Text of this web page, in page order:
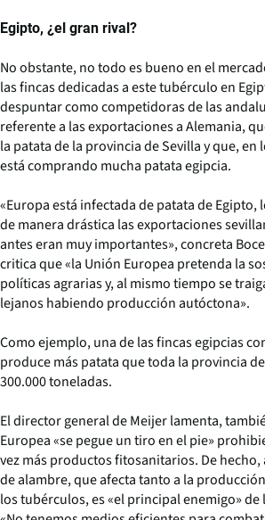
Egipto, ¿el gran rival?
No obstante, no todo es bueno en el
las fincas dedicadas a este tubérculo en
despuntar como competidoras de las
referente a las exportaciones a Alemania,
la patata de la provincia de Sevilla y que,
está comprando mucha patata egipcia.
«Europa está infectada de patata de Egipto,
de manera drástica las exportaciones
antes eran muy importantes», concreta
critica que «la Unión Europea pretenda la
políticas agrarias y, al mismo tiempo se
lejanos habiendo producción autóctona».
Como ejemplo, una de las fincas egipcias
produce más patata que toda la provincia
300.000 toneladas.
El director general de Meijer lamenta,
Europea «se pegue un tiro en el pie»
vez más productos fitosanitarios. De
de alambre, que afecta tanto a la
los tubérculos, es «el principal enemigo» de